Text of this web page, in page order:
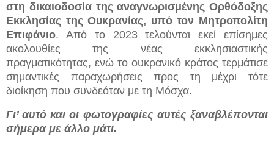
στη δικαιοδοσία της αναγνωρισμένης Ορθόδοξης
Εκκλησίας της Ουκρανίας, υπό τον Μητροπολίτη
Επιφάνιο. Από το 2023 τελούνται εκεί επίσημες
ακολουθίες της νέας εκκλησιαστικής
πραγματικότητας, ενώ το ουκρανικό κράτος τερμάτισε
σημαντικές παραχωρήσεις προς τη μέχρι τότε
διοίκηση που συνδεόταν με τη Μόσχα.
Γι’ αυτό και οι φωτογραφίες αυτές ξαναβλέπονται
σήμερα με άλλο μάτι.